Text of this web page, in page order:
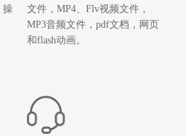
操
文件，MP4、Flv视频文件，
MP3音频文件，pdf文档，网页
和flash动画。